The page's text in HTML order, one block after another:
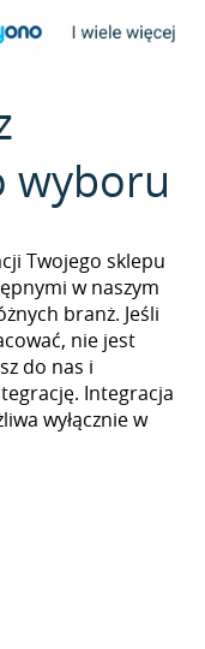
wyboru
Twojego sklepu
w naszym
branż. Jeśli
nie jest
do nas i
Integracja
wyłącznie w